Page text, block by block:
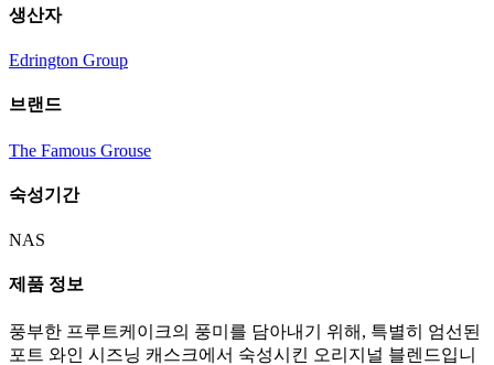
생산자
Edrington Group
브랜드
The Famous Grouse
숙성기간
NAS
제품 정보
풍부한 프루트케이크의 풍미를 담아내기 위해, 특별히 엄선된
포트 와인 시즈닝 캐스크에서 숙성시킨 오리지널 블렌드입니